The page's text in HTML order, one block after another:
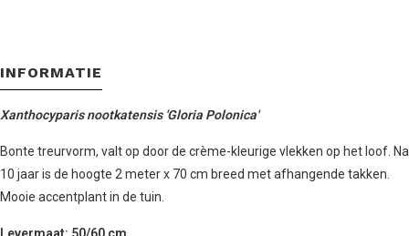
INFORMATIE
Xanthocyparis nootkatensis 'Gloria Polonica'
Bonte treurvorm, valt op door de crème-kleurige vlekken op het loof. Na
10 jaar is de hoogte 2 meter x 70 cm breed met afhangende takken.
Mooie accentplant in de tuin.